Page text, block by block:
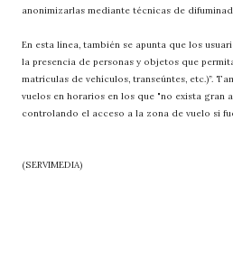
anonimizarlas mediante técnicas de
En esta línea, también se apunta que los
la presencia de personas y objetos que
matrículas de vehículos, transeúntes, etc.)”.
vuelos en horarios en los que "no exista gran
controlando el acceso a la zona de vuelo si
(SERVIMEDIA)